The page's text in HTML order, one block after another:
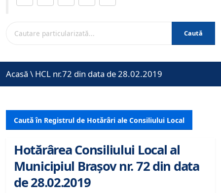
Caută
Acasă \ HCL nr.72 din data de 28.02.2019
Caută în Registrul de Hotărâri ale Consiliului Local
Hotărârea Consiliului Local al
Municipiul Brașov nr. 72 din data
de 28.02.2019